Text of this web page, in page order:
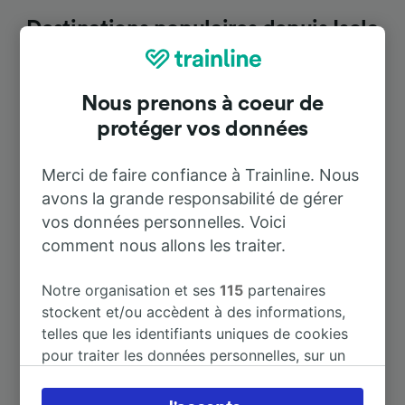
Destinations populaires depuis Isola
del Cantone
À Genova Sampierdarena 43 m
À Busalla
À Genova Brignole 59 m
Nous prenons à coeur de
protéger vos données
Merci de faire confiance à Trainline. Nous
avons la grande responsabilité de gérer
vos données personnelles. Voici
comment nous allons les traiter.
Notre organisation et ses115 partenaires
stockent et/ou accèdent à des informations,
telles que les identifiants uniques de cookies
pour traiter les données personnelles, sur un
préférences, notamment en exerçant votre